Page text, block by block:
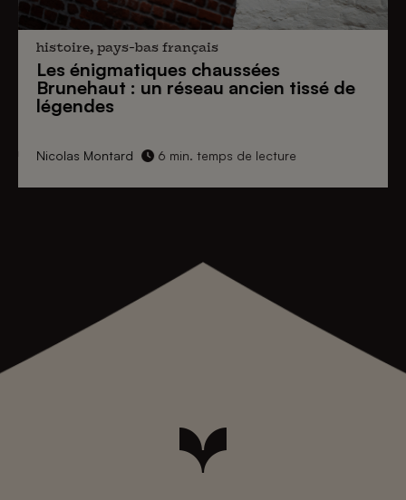
histoire, pays-bas français
Les énigmatiques chaussées
Brunehaut : un réseau ancien tissé de
légendes
Nicolas Montard 6 min. temps de lecture